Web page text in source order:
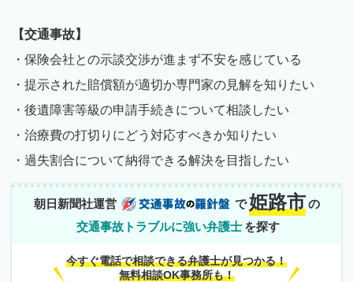
【交通事故】
・保険会社との示談交渉が進まず不安を感じている
・提示された賠償額が適切か専門家の見解を知りたい
・後遺障害等級の申請手続きについて相談したい
・治療費の打切りにどう対応すべきか知りたい
・過失割合について納得できる解決を目指したい
朝日新聞社運営 で 姫路市 の
交通事故トラブルに強い弁護士 を探す
今すぐ電話で相談できる弁護士が見つかる！
無料相談OK事務所も！